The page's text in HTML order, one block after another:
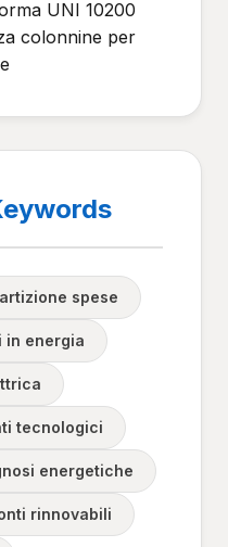
UNI 10200
colonnine per
spese
in energia
tecnologici
energetiche
rinnovabili